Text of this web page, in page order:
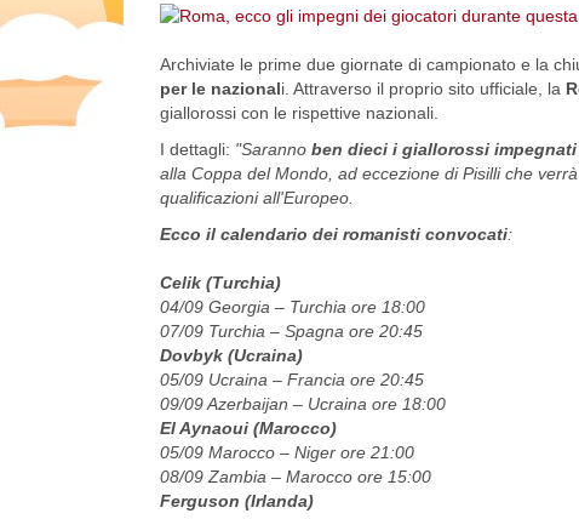
Archiviate le prime due giornate di campionato e la
per le nazionali. Attraverso il proprio sito ufficiale, la
giallorossi con le rispettive nazionali.
I dettagli: "Saranno ben dieci i giallorossi
alla Coppa del Mondo, ad eccezione di Pisilli che
qualificazioni all'Europeo.
Ecco il calendario dei romanisti convocati:
Celik (Turchia)
04/09 Georgia – Turchia ore 18:00
07/09 Turchia – Spagna ore 20:45
Dovbyk (Ucraina)
05/09 Ucraina – Francia ore 20:45
09/09 Azerbaijan – Ucraina ore 18:00
El Aynaoui (Marocco)
05/09 Marocco – Niger ore 21:00
08/09 Zambia – Marocco ore 15:00
Ferguson (Irlanda)